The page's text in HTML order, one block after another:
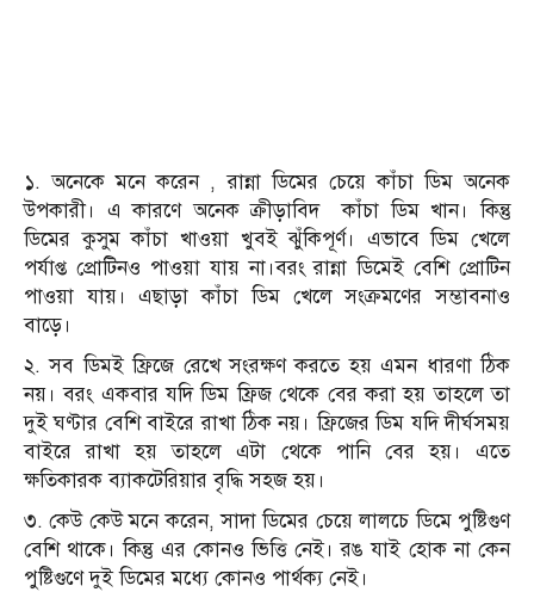
১. অনেকে মনে করেন , রান্না ডিমের চেয়ে কাঁচা ডিম অনেক
উপকারী। এ কারণে অনেক ক্রীড়াবিদ কাঁচা ডিম খান। কিন্তু
ডিমের কুসুম কাঁচা খাওয়া খুবই ঝুঁকিপূর্ণ। এভাবে ডিম খেলে
পর্যাপ্ত প্রোটিনও পাওয়া যায় না।বরং রান্না ডিমেই বেশি প্রোটিন
পাওয়া যায়। এছাড়া কাঁচা ডিম খেলে সংক্রমণের সম্ভাবনাও
বাড়ে।
২. সব ডিমই ফ্রিজে রেখে সংরক্ষণ করতে হয় এমন ধারণা ঠিক
নয়। বরং একবার যদি ডিম ফ্রিজ থেকে বের করা হয় তাহলে তা
দুই ঘণ্টার বেশি বাইরে রাখা ঠিক নয়। ফ্রিজের ডিম যদি দীর্ঘসময়
বাইরে রাখা হয় তাহলে এটা থেকে পানি বের হয়। এতে
ক্ষতিকারক ব্যাকটেরিয়ার বৃদ্ধি সহজ হয়।
৩. কেউ কেউ মনে করেন, সাদা ডিমের চেয়ে লালচে ডিমে পুষ্টিগুণ
বেশি থাকে। কিন্তু এর কোনও ভিত্তি নেই। রঙ যাই হোক না কেন
পুষ্টিগুণে দুই ডিমের মধ্যে কোনও পার্থক্য নেই।